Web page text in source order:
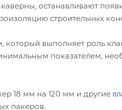
останавливают
строительных
выполняет роль
показателем,
18 мм на 120 мм и другие
пакеров.